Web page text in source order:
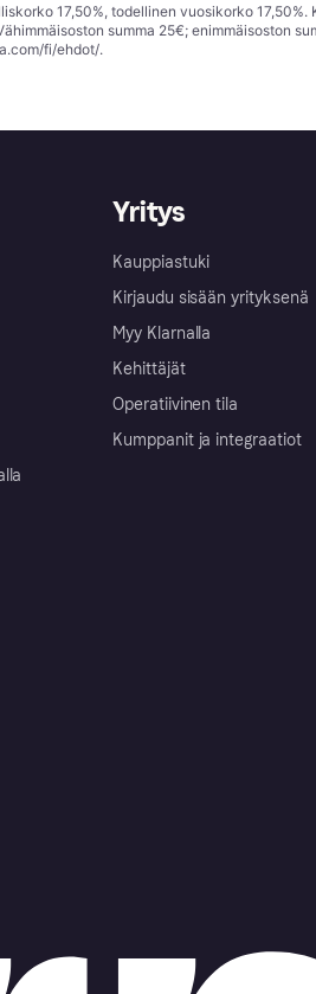
17,50%, todellinen vuosikorko
summa 25€; enimmäisoston
fi/ehdot/.
Yritys
Kauppiastuki
Kirjaudu sisään yrityksenä
Myy Klarnalla
Kehittäjät
Operatiivinen tila
Kumppanit ja integraatiot